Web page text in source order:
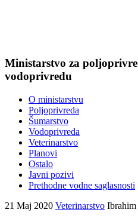
Ministarstvo za
vodoprivredu
O ministarstvu
Poljoprivreda
Šumarstvo
Vodoprivreda
Veterinarstvo
Planovi
Ostalo
Javni pozivi
Prethodne vodne saglasnosti
21 Maj 2020 Veterinarstvo